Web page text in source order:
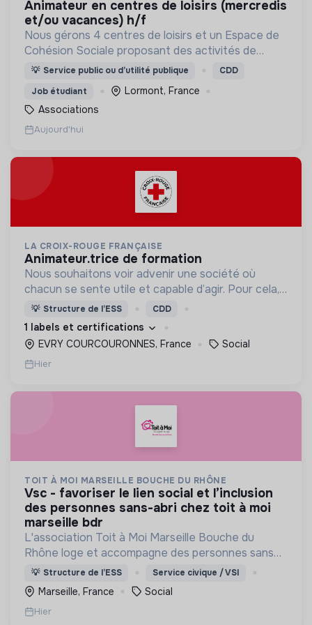
animateur en centres de loisirs (mercredis
et/ou vacances) h/f
Nous gérons 4 centres de loisirs et un Espace de
Cohésion Sociale proposant des activités de
Français Langue Étrangère (FLE),
d’accès aux droits.
💡 Service public ou d’utilité publique
CDD
Job étudiant
Lormont, France
Associations
Aujourd'hui
LA CROIX-ROUGE FRANÇAISE
animateur.trice de formation
Nous souhaitons voir advenir une société où
chacun se sente utile et capable d’agir. Pour cela,
nous proposons des moyens et des lieux
d’engagement innovants et adaptés à tous.
💡 Structure de l’ESS CDD
1 labels et certifications
EVRY COURCOURONNES, France
Social
Hier
TOIT À MOI MARSEILLE BOUCHE DU RHÔNE
vsc - favoriser le lien social et l’inclusion
des personnes sans-abri chez toit à moi
marseille bdr
L'association Toit à Moi Marseille Bouche du
Rhône loge et accompagne des personnes sans
abris vers un avenir sans rue.
💡 Structure de l’ESS Service civique / VSI
Marseille, France Social
Hier